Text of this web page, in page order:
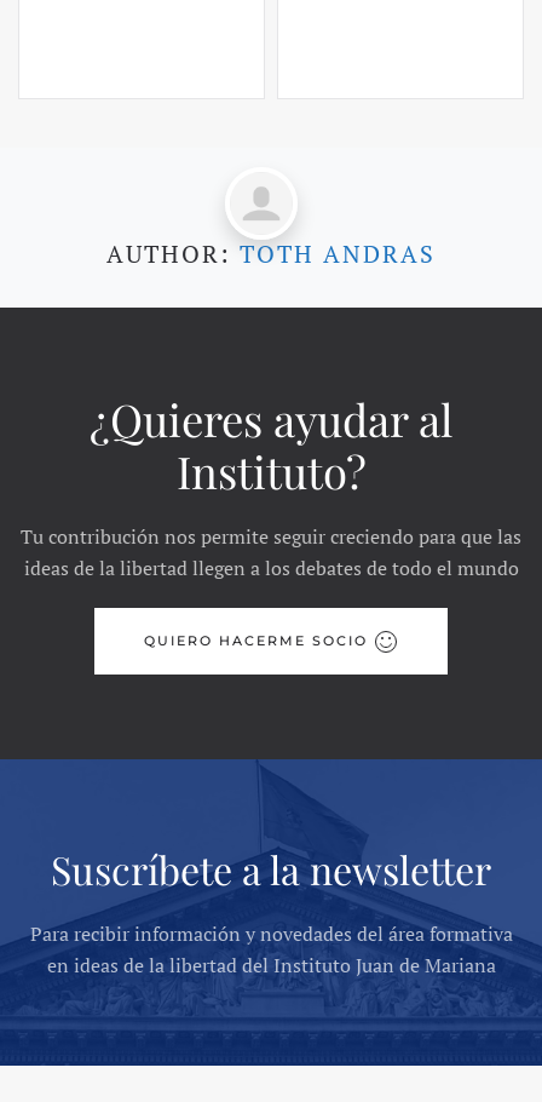
AUTHOR: TOTH ANDRAS
¿Quieres ayudar al
Instituto?
Tu contribución nos permite seguir creciendo para que las
ideas de la libertad llegen a los debates de todo el mundo
QUIERO HACERME SOCIO
Suscríbete a la newsletter
Para recibir información y novedades del área formativa
en ideas de la libertad del Instituto Juan de Mariana